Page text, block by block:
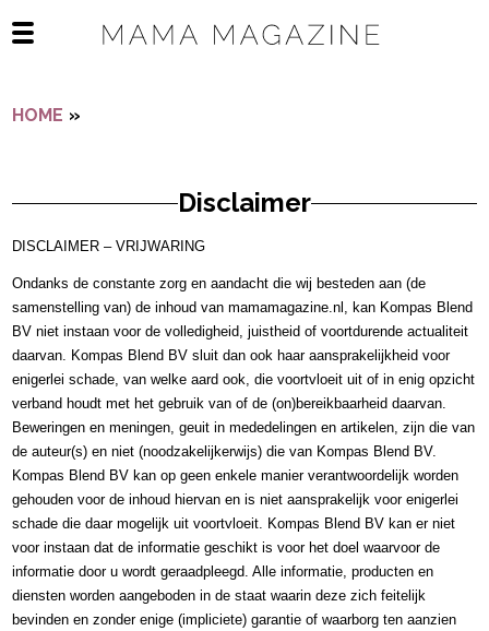
Open het mobiele menu
HOME »
Disclaimer
DISCLAIMER – VRIJWARING
Ondanks de constante zorg en aandacht die wij besteden aan (de
samenstelling van) de inhoud van mamamagazine.nl, kan Kompas Blend
BV niet instaan voor de volledigheid, juistheid of voortdurende actualiteit
daarvan. Kompas Blend BV sluit dan ook haar aansprakelijkheid voor
enigerlei schade, van welke aard ook, die voortvloeit uit of in enig opzicht
verband houdt met het gebruik van of de (on)bereikbaarheid daarvan.
Beweringen en meningen, geuit in mededelingen en artikelen, zijn die van
de auteur(s) en niet (noodzakelijkerwijs) die van Kompas Blend BV.
Kompas Blend BV kan op geen enkele manier verantwoordelijk worden
gehouden voor de inhoud hiervan en is niet aansprakelijk voor enigerlei
schade die daar mogelijk uit voortvloeit. Kompas Blend BV kan er niet
voor instaan dat de informatie geschikt is voor het doel waarvoor de
informatie door u wordt geraadpleegd. Alle informatie, producten en
diensten worden aangeboden in de staat waarin deze zich feitelijk
bevinden en zonder enige (impliciete) garantie of waarborg ten aanzien